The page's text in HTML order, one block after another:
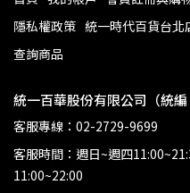
隱私權政策 統一時代百貨台北
查詢商品
統一百華股份有限公司（統編
客服專線：02-2729-9699
客服時間：週日~週四
11:00~22:00